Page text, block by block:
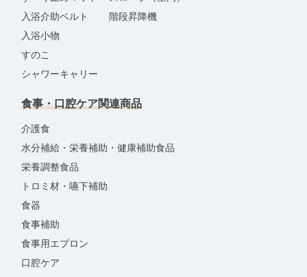
入浴介助ベルト
入浴小物
すのこ
シャワーキャリー
階段昇降機
食事・口腔ケア関連商品
介護食
水分補給・栄養補助・健康補助食品
栄養調整食品
トロミ材・嚥下補助
食器
食事補助
食事用エプロン
口腔ケア